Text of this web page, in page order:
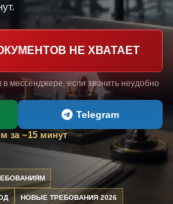
НЕ ХВАТАЕТ
в мессенджере, если звонить неудобно
Telegram
за ~15 минут
НОВЫЕ ТРЕБОВАНИЯ 2026